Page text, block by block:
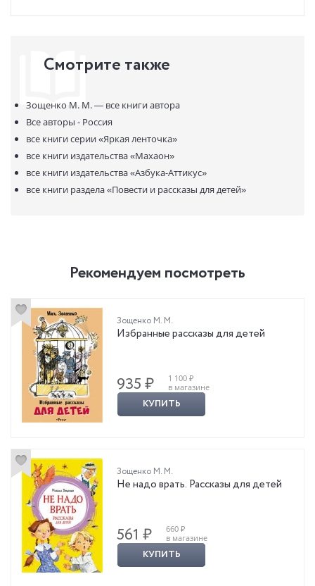
Смотрите также
Зощенко М. М. — все книги автора
Все авторы - Россия
все книги серии«Яркая ленточка»
все книги издательства«Махаон»
все книги издательства«Азбука-Аттикус»
все книги раздела«Повести и рассказы для детей»
Рекомендуем посмотреть
Зощенко М. М.
Избранные рассказы для детей
935 ₽
1 100 ₽
в магазине
КУПИТЬ
Зощенко М. М.
Не надо врать. Рассказы для детей
561 ₽
660 ₽
в магазине
КУПИТЬ